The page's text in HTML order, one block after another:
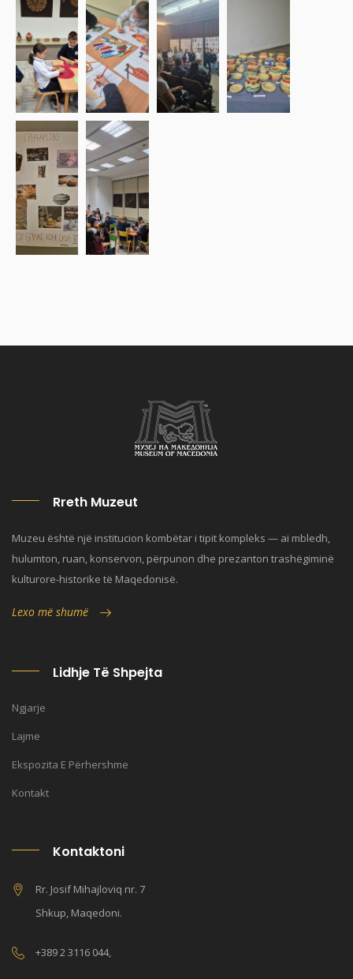
Rreth Muzeut
Muzeu është një institucion kombëtar i tipit kompleks — ai mbledh,
hulumton, ruan, konservon, përpunon dhe prezanton trashëgiminë
kulturore-historike të Maqedonisë.
Lexo më shumë
Lidhje Të Shpejta
Ngjarje
Lajme
Ekspozita E Përhershme
Kontakt
Kontaktoni
Rr. Josif Mihajloviq nr. 7
Shkup, Maqedoni.
+389 2 3116 044,